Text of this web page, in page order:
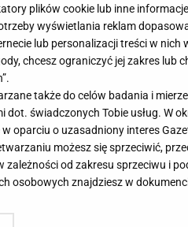
Do
plików cookie lub inne
wyświetlania reklam
lub personalizacji treści w nich
chcesz ograniczyć jej zakres lub
także do celów badania i
dot. świadczonych Tobie usług. W
oparciu o uzasadniony interes
możesz się sprzeciwić,
od zakresu sprzeciwu i
osobowych znajdziesz w